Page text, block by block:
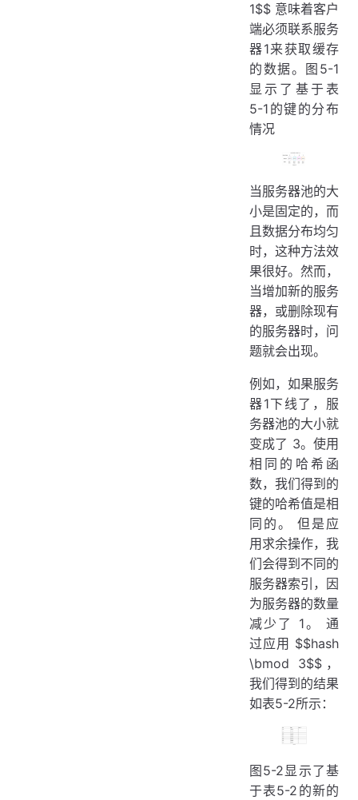
1$$ 意味着客户
端必须联系服务
器1来获取缓存
的数据。图5-1
显示了基于表
5-1的键的分布
情况
当服务器池的大
小是固定的，而
且数据分布均匀
时，这种方法效
果很好。然而，
当增加新的服务
器，或删除现有
的服务器时，问
题就会出现。
例如，如果服务
器1下线了，服
务器池的大小就
变成了 3。使用
相同的哈希函
数，我们得到的
键的哈希值是相
同的。 但是应
用求余操作，我
们会得到不同的
服务器索引，因
为服务器的数量
减少了 1。 通
过应用 $$hash
\bmod 3$$，
我们得到的结果
如表5-2所示：
图5-2显示了基
于表5-2的新的